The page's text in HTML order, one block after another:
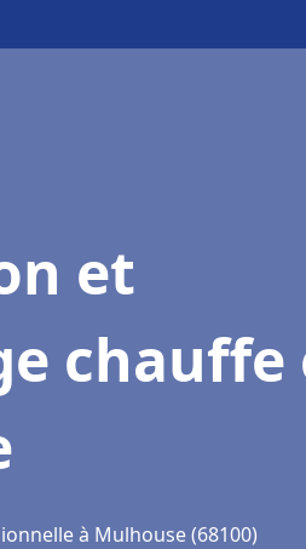
et
chauffe
à Mulhouse (68100)